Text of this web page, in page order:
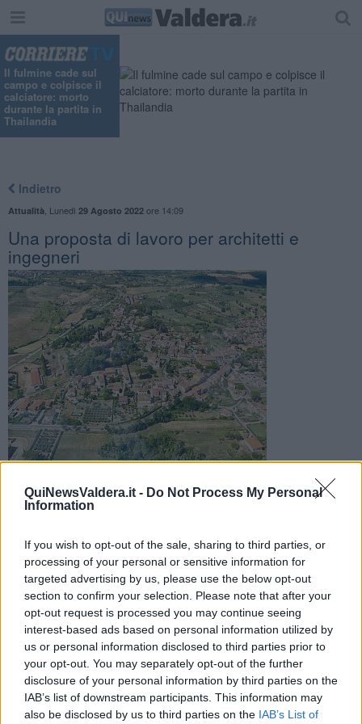
QuiNewsValdera.it - Do Not Process My Personal
Information
If you wish to opt-out of the sale, sharing to third parties, or
processing of your personal or sensitive information for
targeted advertising by us, please use the below opt-out
section to confirm your selection. Please note that after your
opt-out request is processed you may continue seeing
interest-based ads based on personal information utilized by
us or personal information disclosed to third parties prior to
your opt-out. You may separately opt-out of the further
disclosure of your personal information by third parties on the
IAB’s list of downstream participants. This information may
also be disclosed by us to third parties on the IAB’s List of
Il fulmine cade sul
campo e colpisce il
calciatore: morto
durante la partita in
Thailandia
Indietro
Attualità Lunedì 29 Agosto 2022ore 14:09
Una proposta di lavoro per architetti e
ingegneri
Il Comune ha indetto un bando di concorso per l'assunzione a
tempo pieno e indeterminato di un istruttore direttivo tecnico
CAPANNOLI —Il Comune di Capannoli cerca un architetto o un
ingegnere da inserire nel proprio organico in qualità di istruttore
direttivo tecnico.
Il bando di concorso pubblico, indetto dal Comune tramite l’Unione
Valdera, mette infatti a disposizione un posto a tempo pieno e
indeterminato di Istruttore direttivo tecnico categoria D.